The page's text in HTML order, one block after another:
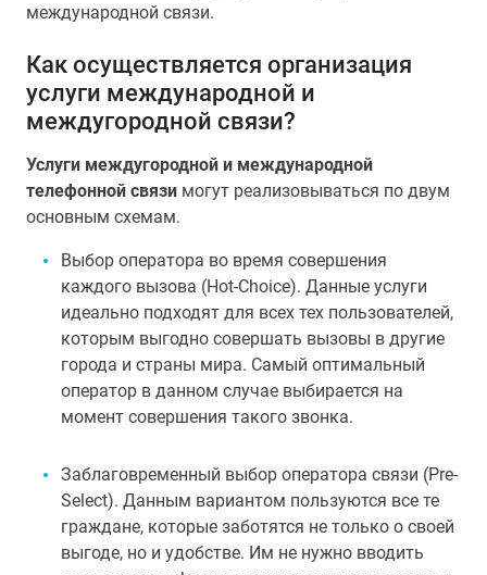
международной связи.
Как осуществляется организация
услуги международной и
междугородной связи?
Услуги междугородной и международной
телефонной связи могут реализовываться по двум
основным схемам.
Выбор оператора во время совершения
каждого вызова (Hot-Choice). Данные услуги
идеально подходят для всех тех пользователей,
которым выгодно совершать вызовы в другие
города и страны мира. Самый оптимальный
оператор в данном случае выбирается на
момент совершения такого звонка.
Заблаговременный выбор оператора связи (Pre-
Select). Данным вариантом пользуются все те
граждане, которые заботятся не только о своей
выгоде, но и удобстве. Им не нужно вводить